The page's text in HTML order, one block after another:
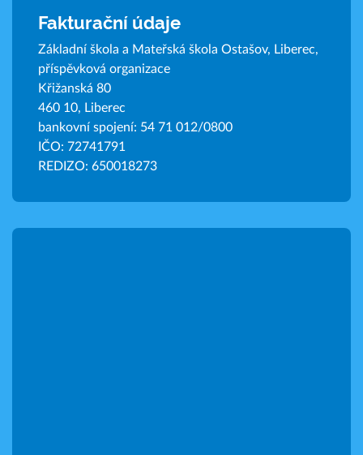
Fakturační údaje
Základní škola a Mateřská škola Ostašov, Liberec,
příspěvková organizace
Křižanská 80
460 10, Liberec
bankovní spojení: 54 71 012/0800
IČO: 72741791
REDIZO: 650018273